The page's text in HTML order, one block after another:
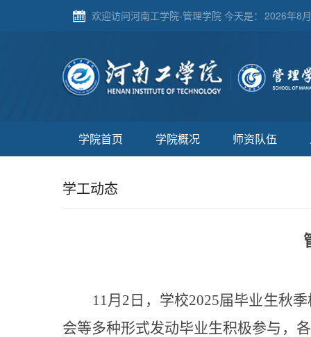
欢迎访问河南工学院-管理学院 今天是： 2026年8
学院首页 学院概况 师资队伍
学工动态
11月2日，学校2025届毕业生秋
会等多种形式发动毕业生积极参与，